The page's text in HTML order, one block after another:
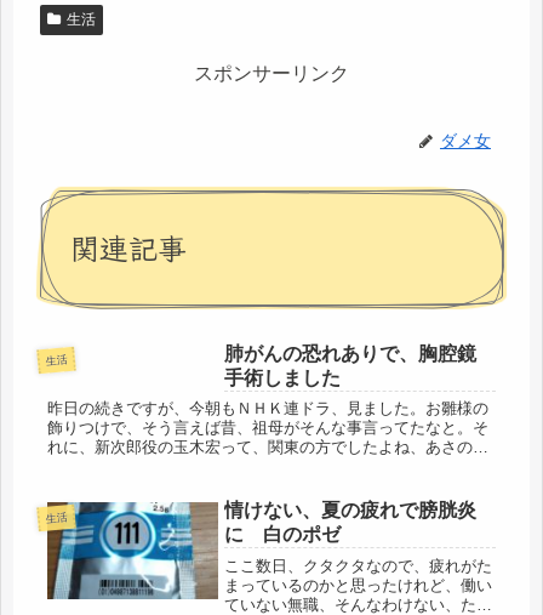
生活
スポンサーリンク
ダメ女
関連記事
生活
肺がんの恐れありで、胸腔鏡
手術しました
昨日の続きですが、今朝もＮＨＫ連ドラ、見ました。お雛様の
飾りつけで、そう言えば昔、祖母がそんな事言ってたなと。そ
れに、新次郎役の玉木宏って、関東の方でしたよね、あさの波
生活
情けない、夏の疲れで膀胱炎
に 白のポゼ
ここ数日、クタクタなので、疲れがた
まっているのかと思ったけれど、働い
ていない無職、そんなわけない、ただ